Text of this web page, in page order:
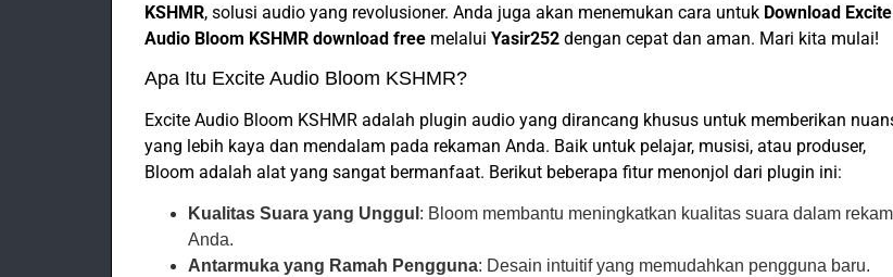
KSHMR, solusi audio yang revolusioner. Anda juga akan menemukan cara untuk Download Excite
Audio Bloom KSHMR download free melalui Yasir252 dengan cepat dan aman. Mari kita mulai!
Apa Itu Excite Audio Bloom KSHMR?
Excite Audio Bloom KSHMR adalah plugin audio yang dirancang khusus untuk memberikan
yang lebih kaya dan mendalam pada rekaman Anda. Baik untuk pelajar, musisi, atau produser,
Bloom adalah alat yang sangat bermanfaat. Berikut beberapa fitur menonjol dari plugin ini:
Kualitas Suara yang Unggul : Bloom membantu meningkatkan kualitas suara dalam
Anda.
Antarmuka yang Ramah Pengguna: Desain intuitif yang memudahkan pengguna baru.